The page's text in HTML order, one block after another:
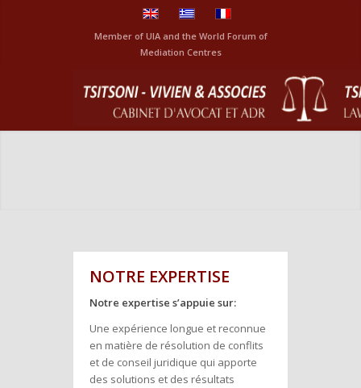
Member of UIAand the World Forum of
Mediation Centres
NOTRE EXPERTISE
Notre expertise s’appuie sur:
Une expérience longue et reconnue
en matière de résolution de conflits
et de conseil juridique qui apporte
des solutions et des résultats